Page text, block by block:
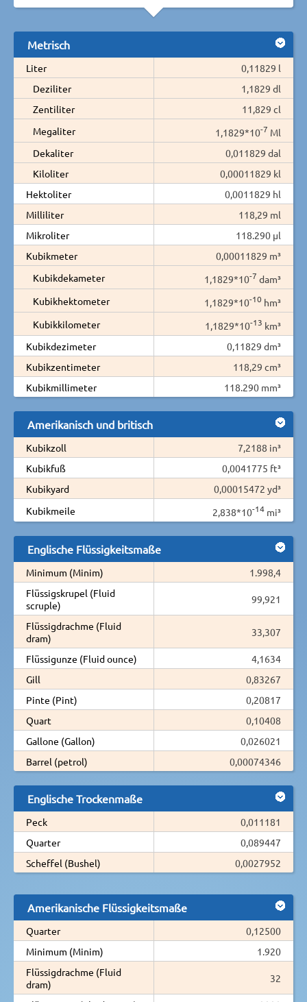
Metrisch
Liter
0,11829 l
Deziliter
1,1829 dl
Zentiliter
11,829 cl
Megaliter
1,1829*10-7 Ml
Dekaliter
0,011829 dal
Kiloliter
0,00011829 kl
Hektoliter
0,0011829 hl
Milliliter
118,29 ml
Mikroliter
118.290 µl
Kubikmeter
0,00011829 m³
Kubikdekameter
1,1829*10-7 dam³
Kubikhektometer
1,1829*10-10 hm³
Kubikkilometer
1,1829*10-13 km³
Kubikdezimeter
0,11829 dm³
Kubikzentimeter
118,29 cm³
Kubikmillimeter
118.290 mm³
Amerikanisch und britisch
Kubikzoll
7,2188 in³
Kubikfuß
0,0041775 ft³
Kubikyard
0,00015472 yd³
Kubikmeile
2,838*10-14 mi³
Englische Flüssigkeitsmaße
Minimum (Minim)
1.998,4
Flüssigskrupel (Fluid
scruple)
99,921
Flüssigdrachme (Fluid
dram)
33,307
Flüssigunze (Fluid ounce)
4,1634
Gill
0,83267
Pinte (Pint)
0,20817
Quart
0,10408
Gallone (Gallon)
0,026021
Barrel (petrol)
0,00074346
Englische Trockenmaße
Peck
0,011181
Quarter
0,089447
Scheffel (Bushel)
0,0027952
Amerikanische Flüssigkeitsmaße
Quarter
0,12500
Minimum (Minim)
1.920
Flüssigdrachme (Fluid
dram)
32